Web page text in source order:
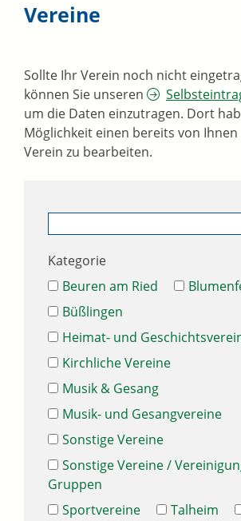
Vereine
Sollte Ihr Verein noch nicht
können Sie unseren
um die Daten einzutragen. Dort
Möglichkeit einen bereits von
Verein zu bearbeiten.
Kategorie
Beuren am Ried
Büßlingen
Heimat- und
Kirchliche Vereine
Musik & Gesang
Musik- und Gesangvereine
Sonstige Vereine
Sonstige Vereine /
Gruppen
Sportvereine
Talheim